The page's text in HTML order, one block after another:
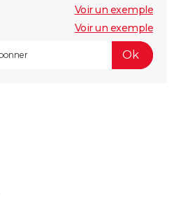
Voir un exemple
Voir un exemple